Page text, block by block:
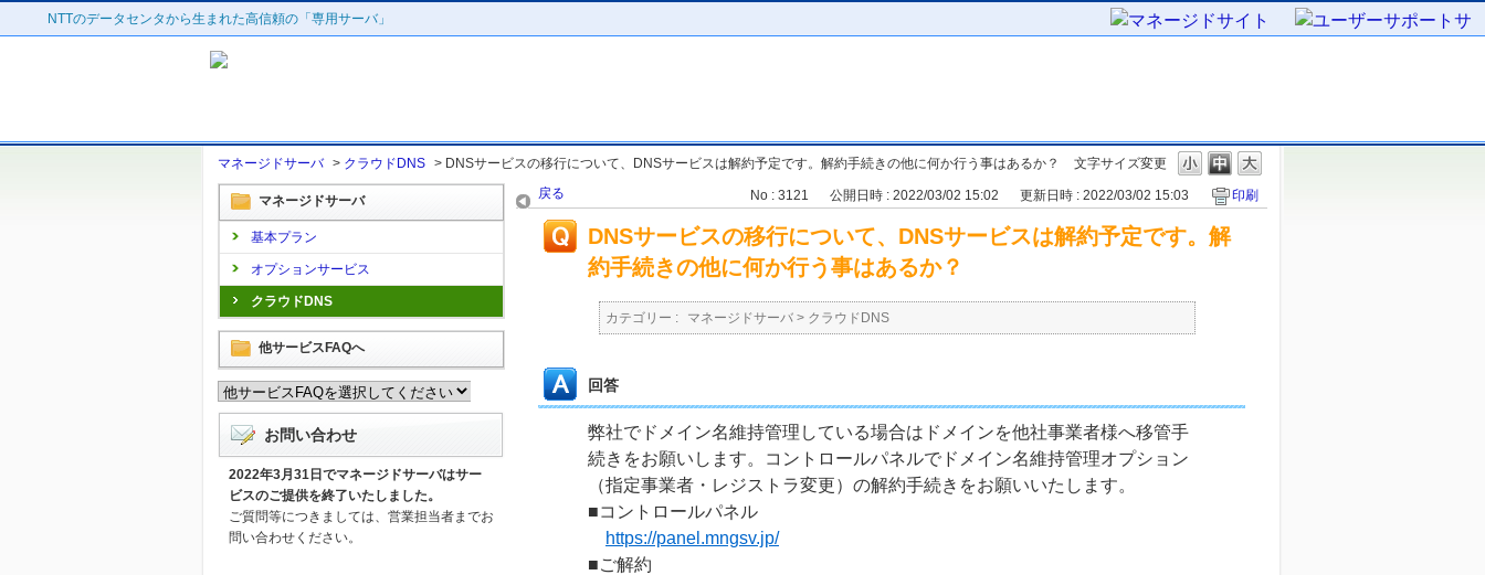
NTTのデータセンタから生まれた高信頼の「専用サーバ」
文字サイズ変更
マネージドサーバ > クラウドDNS > DNSサービスの移行について、DNSサービスは解約予定です。解約手続きの他に何か行う事はあるか？
マネージドサーバ
基本プラン
オプションサービス
クラウドDNS
他サービスFAQへ
お問い合わせ
2022年3月31日でマネージドサーバはサー
ビスのご提供を終了いたしました。
ご質問等につきましては、営業担当者までお
問い合わせください。
戻る No : 3121 公開日時 : 2022/03/02 15:02 更新日時 : 2022/03/02 15:03 印刷
DNSサービスの移行について、DNSサービスは解約予定です。解
約手続きの他に何か行う事はあるか？
カテゴリー : マネージドサーバ > クラウドDNS
回答
弊社でドメイン名維持管理している場合はドメインを他社事業者様へ移管手
続きをお願いします。コントロールパネルでドメイン名維持管理オプション
（指定事業者・レジストラ変更）の解約手続きをお願いいたします。
■コントロールパネル
https://panel.mngsv.jp/
■ご解約